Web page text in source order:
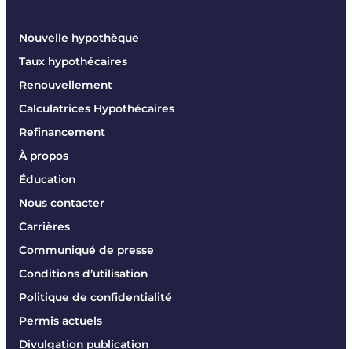
Nouvelle hypothèque
Taux hypothécaires
Renouvellement
Calculatrices Hypothécaires
Refinancement
À propos
Éducation
Nous contacter
Carrières
Communiqué de presse
Conditions d’utilisation
Politique de confidentialité
Permis actuels
Divulgation publication